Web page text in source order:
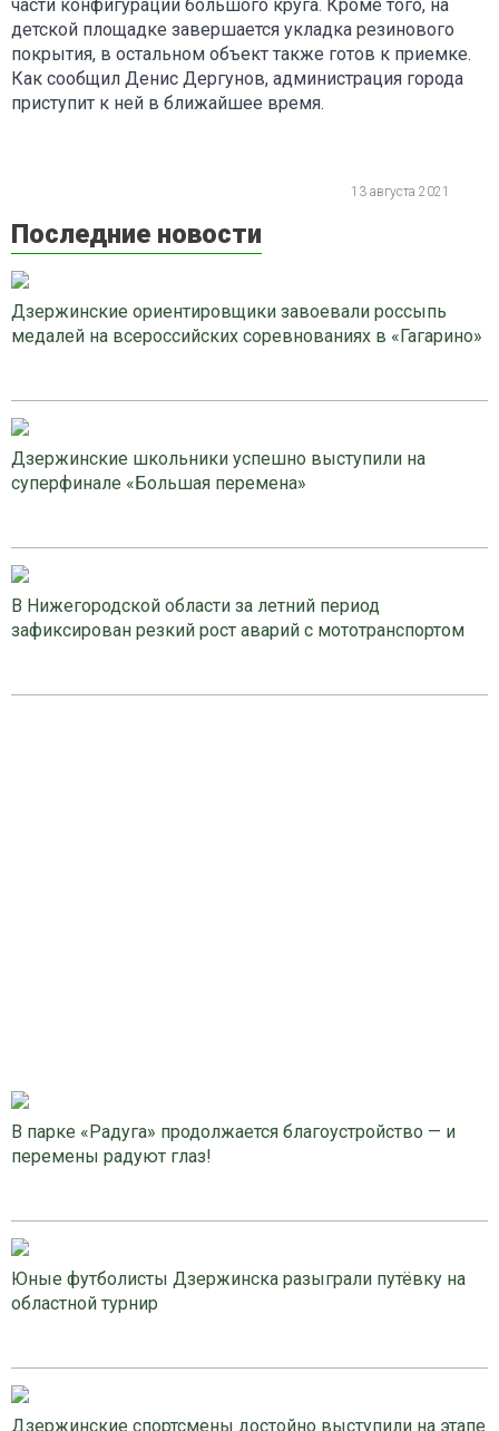
части конфигурации большого круга. Кроме того, на
детской площадке завершается укладка резинового
покрытия, в остальном объект также готов к приемке.
Как сообщил Денис Дергунов, администрация города
приступит к ней в ближайшее время.
13 августа 2021
Последние новости
Дзержинские ориентировщики завоевали россыпь
медалей на всероссийских соревнованиях в «Гагарино»
Дзержинские школьники успешно выступили на
суперфинале «Большая перемена»
В Нижегородской области за летний период
зафиксирован резкий рост аварий с мототранспортом
В парке «Радуга» продолжается благоустройство — и
перемены радуют глаз!
Юные футболисты Дзержинска разыграли путёвку на
областной турнир
Дзержинские спортсмены достойно выступили на этапе